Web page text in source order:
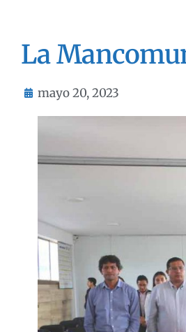
La
mayo 20, 2023